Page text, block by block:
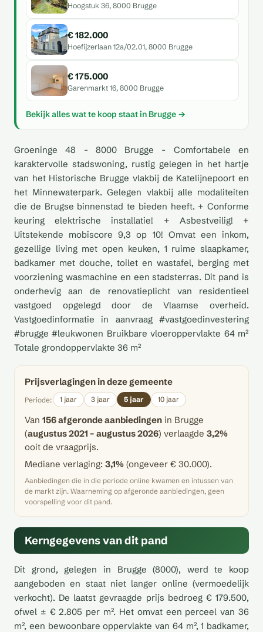
Hoogstuk 36, 8000 Brugge
€ 182.000
Hoefijzerlaan 12a/02.01, 8000 Brugge
€ 175.000
Garenmarkt 16, 8000 Brugge
Bekijk alles wat te koop staat in Brugge →
Groeninge 48 - 8000 Brugge - Comfortabele en
karaktervolle stadswoning, rustig gelegen in het hartje
van het Historische Brugge vlakbij de Katelijnepoort en
het Minnewaterpark. Gelegen vlakbij alle modaliteiten
die de Brugse binnenstad te bieden heeft. + Conforme
keuring elektrische installatie! + Asbestveilig! +
Uitstekende mobiscore 9,3 op 10! Omvat een inkom,
gezellige living met open keuken, 1 ruime slaapkamer,
badkamer met douche, toilet en wastafel, berging met
voorziening wasmachine en een stadsterras. Dit pand is
onderhevig aan de renovatieplicht van residentieel
vastgoed opgelegd door de Vlaamse overheid.
Vastgoedinformatie in aanvraag #vastgoedinvestering
#brugge #leukwonen Bruikbare vloeroppervlakte 64 m²
Totale grondoppervlakte 36 m²
Prijsverlagingen in deze gemeente
Periode: 1 jaar 3 jaar 5 jaar 10 jaar
Van 156 afgeronde aanbiedingen in Brugge
(augustus 2021 – augustus 2026) verlaagde 3,2%
ooit de vraagprijs.
Mediane verlaging: 3,1% (ongeveer € 30.000).
Aanbiedingen die in die periode online kwamen en intussen van
de markt zijn. Waarneming op afgeronde aanbiedingen, geen
voorspelling voor dit pand.
Kerngegevens van dit pand
Dit grond, gelegen in Brugge (8000), werd te koop
aangeboden en staat niet langer online (vermoedelijk
verkocht). De laatst gevraagde prijs bedroeg € 179.500,
ofwel ± € 2.805 per m². Het omvat een perceel van 36
m², een bewoonbare oppervlakte van 64 m², 1 badkamer,